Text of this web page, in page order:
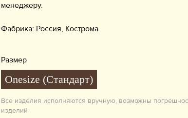
менеджеру.
Фабрика: Россия, Кострома
Размер
Onesize (Стандарт)
Все изделия исполняются вручную, возможны
изделий